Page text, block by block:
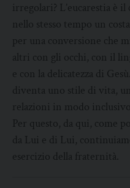
irregolari? L’eucarestia è
nello stesso tempo un
per una conversione che
altri con gli occhi, con il
e con la delicatezza di
diventa uno stile di vita,
relazioni in modo
Per questo, da qui, come
da Lui e di Lui,
esercizio della fraternità.